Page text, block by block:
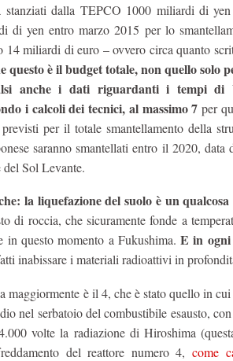
dalla TEPCO 1000 miliardi di
di yen entro marzo 2015 per lo
miliardi di euro – ovvero circa quanto
questo è il budget totale, non quello solo
anche i dati riguardanti i tempi di
i calcoli dei tecnici, al massimo 7 per
per il totale smantellamento della
saranno smantellati entro il 2020, data
del Sol Levante.
la liquefazione del suolo è un qualcosa
di roccia, che sicuramente fonde a
in questo momento a Fukushima.E in ogni
inabissare i materiali radioattivi in
maggiormente è il 4, che è stato quello in
nel serbatoio del combustibile esausto,
volte la radiazione di Hiroshima
del reattore numero 4, come